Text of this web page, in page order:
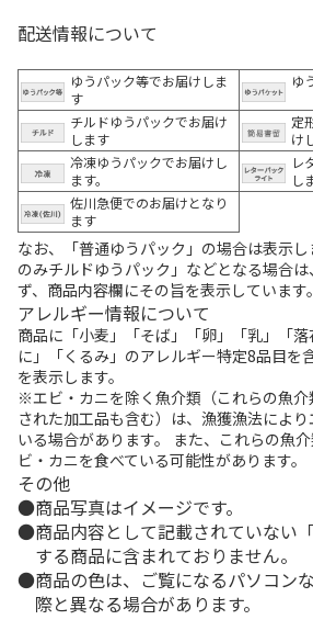
配送情報について
ゆうパック等でお届けしま
す
ゆ
チルドゆうパックでお届け
します
定
け
冷凍ゆうパックでお届けし
ます。
レ
し
佐川急便でのお届けとなり
ます
なお、「普通ゆうパック」の場合は表示
のみチルドゆうパック」などとなる場合
ず、商品内容欄にその旨を表示しています。
アレルギー情報について
商品に「小麦」「そば」「卵」「乳」「
に」「くるみ」のアレルギー特定8品目を
を表示します。
※エビ・カニを除く魚介類（これらの魚
された加工品も含む）は、漁獲漁法によ
いる場合があります。 また、これらの魚
ビ・カニを食べている可能性があります。
その他
商品写真はイメージです。
商品内容として記載されていない
する商品に含まれておりません。
商品の色は、ご覧になるパソコン
際と異なる場合があります。